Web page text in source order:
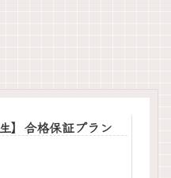
生】合格保証プラン